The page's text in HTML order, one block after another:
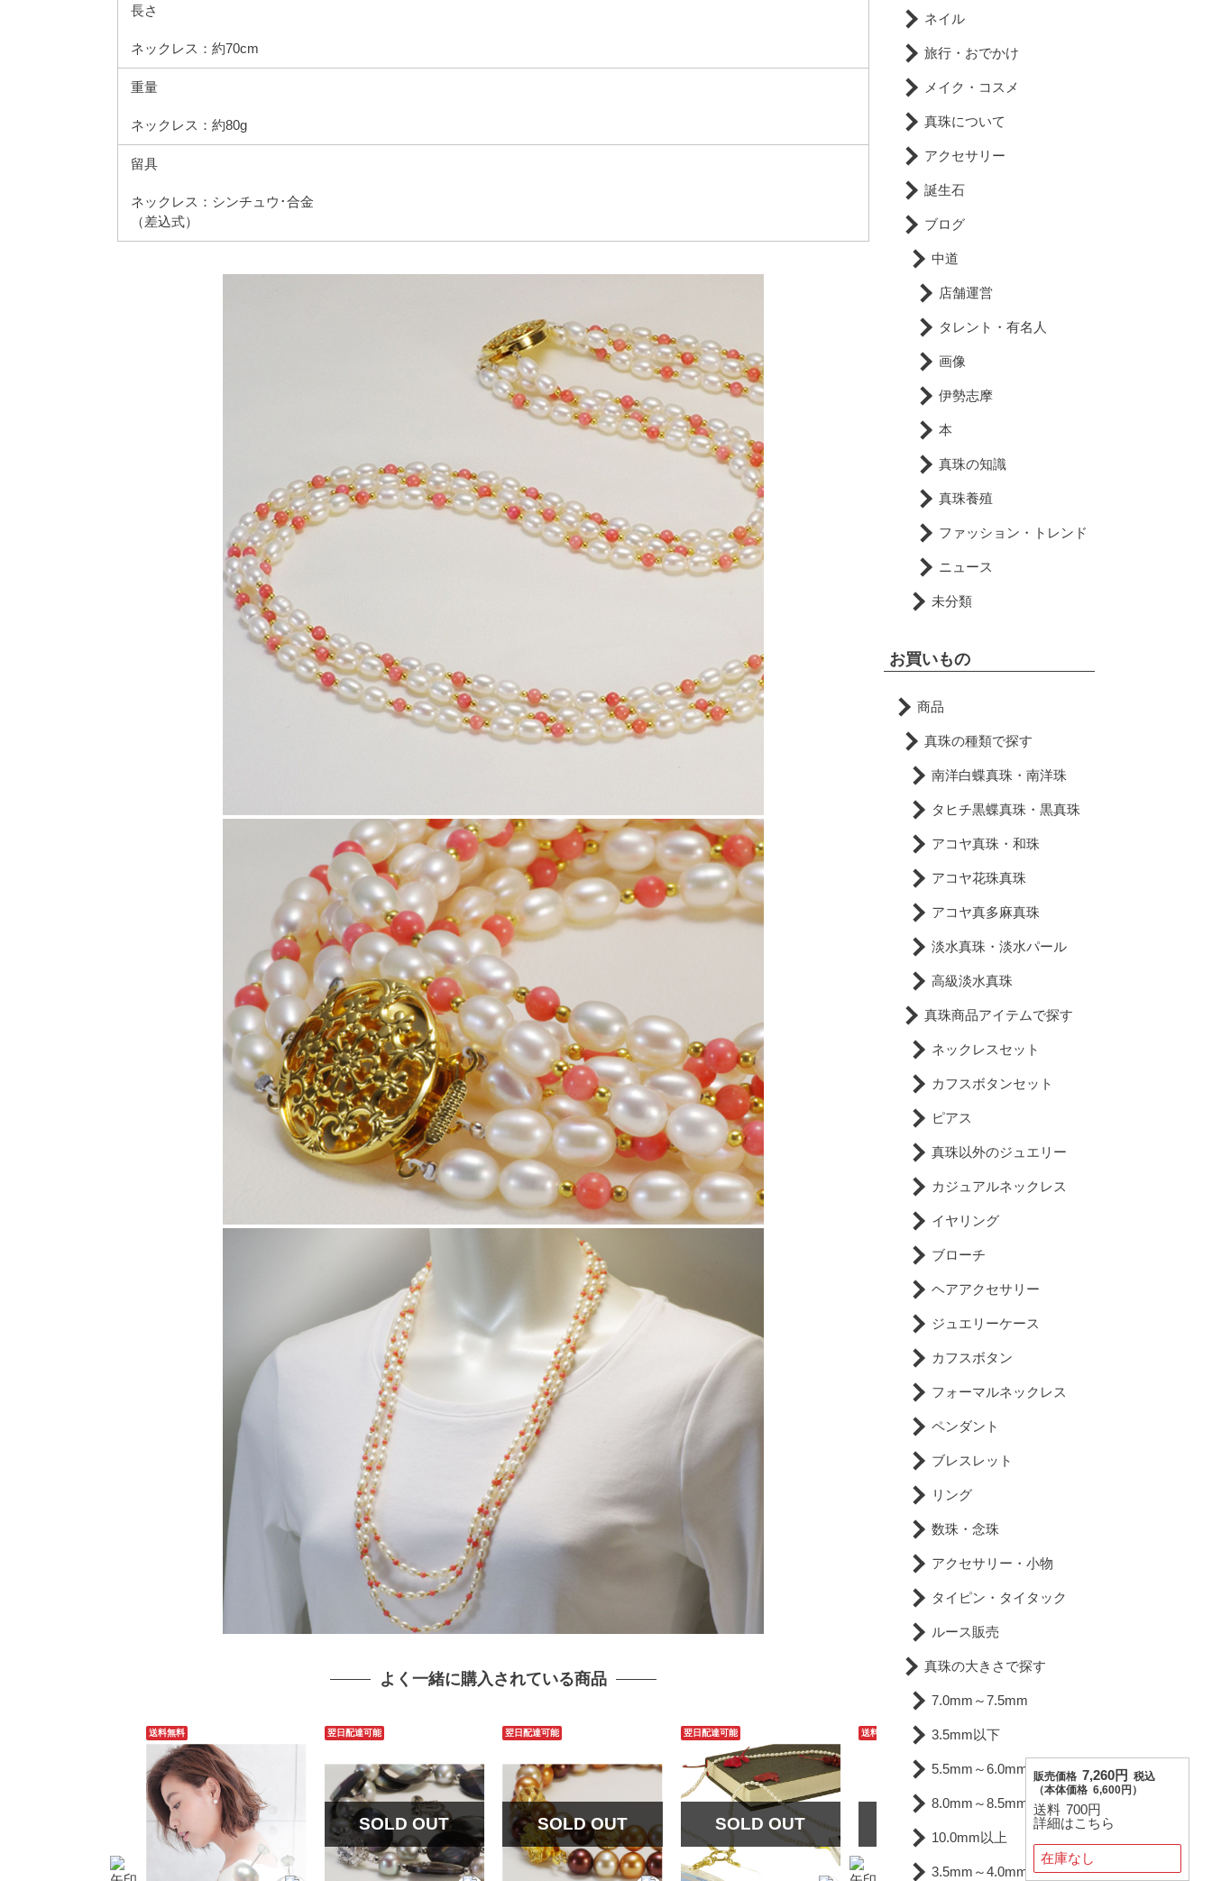
長さ
ネックレス：約70cm
重量
ネックレス：約80g
留具
ネックレス：シンチュウ･合金
（差込式）
よく一緒に購入されている商品
送料無料 翌日配達可能
SOLD OUT
翌日配達可能
SOLD OUT
翌日配達可能
SOLD OUT
送料無料
SOLD OUT
ネイル
旅行・おでかけ
メイク・コスメ
真珠について
アクセサリー
誕生石
ブログ
中道
店舗運営
タレント・有名人
画像
伊勢志摩
本
真珠の知識
真珠養殖
ファッション・トレンド
ニュース
未分類
お買いもの
商品
真珠の種類で探す
南洋白蝶真珠・南洋珠
タヒチ黒蝶真珠・黒真珠
アコヤ真珠・和珠
アコヤ花珠真珠
アコヤ真多麻真珠
淡水真珠・淡水パール
高級淡水真珠
真珠商品アイテムで探す
ネックレスセット
カフスボタンセット
ピアス
真珠以外のジュエリー
カジュアルネックレス
イヤリング
ブローチ
ヘアアクセサリー
ジュエリーケース
カフスボタン
フォーマルネックレス
ペンダント
ブレスレット
リング
数珠・念珠
アクセサリー・小物
タイピン・タイタック
ルース販売
真珠の大きさで探す
7.0mm～7.5mm
3.5mm以下
5.5mm～6.0mm
8.0mm～8.5mm
10.0mm以上
3.5mm～4.0mm
販売価格 7,260円 税込
（本体価格 6,600円）
送料 700円
詳細はこちら
在庫なし